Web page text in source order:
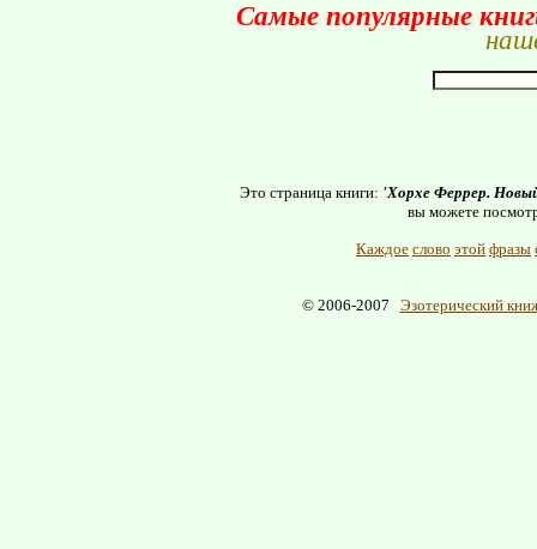
Самые популярные
Это страница книги: 'Хорхе Феррер.
вы можете
Каждое слово этой фразы
© 2006-2007 Эзотерический